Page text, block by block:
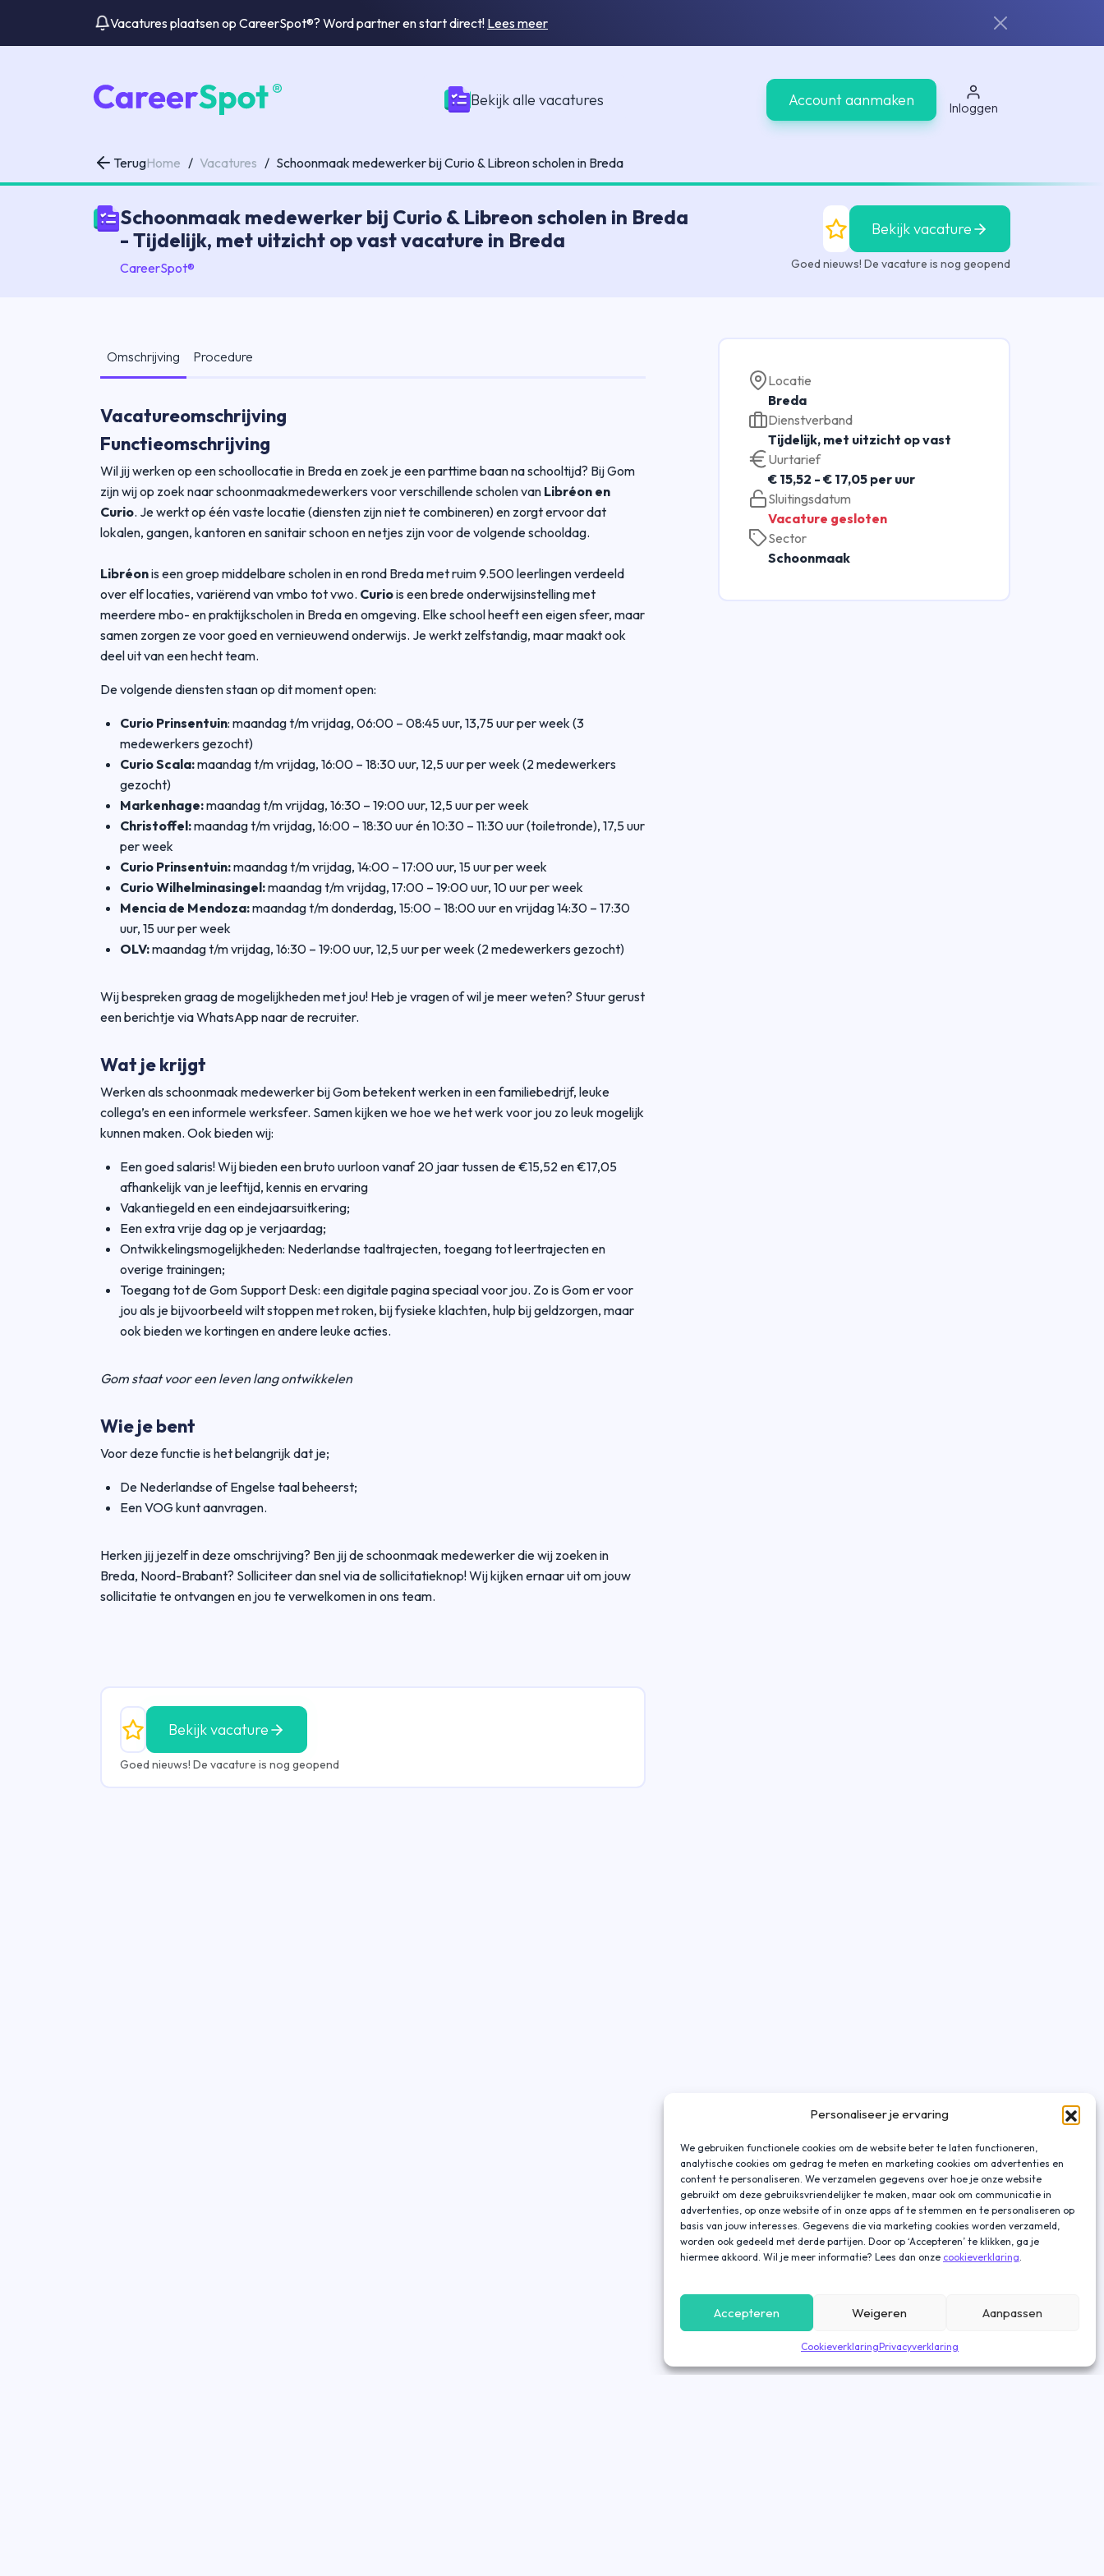
Personaliseer je ervaring
We gebruiken functionele cookies om de website beter te laten functioneren,
analytische cookies om gedrag te meten en marketing cookies om advertenties en
content te personaliseren. We verzamelen gegevens over hoe je onze website
gebruikt om deze gebruiksvriendelijker te maken, maar ook om communicatie in
advertenties, op onze website of in onze apps af te stemmen en te personaliseren op
basis van jouw interesses. Gegevens die via marketing cookies worden verzameld,
worden ook gedeeld met derde partijen. Door op ‘Accepteren’ te klikken, ga je
hiermee akkoord. Wil je meer informatie? Lees dan onze cookieverklaring.
Accepteren Weigeren Aanpassen
CookieverklaringPrivacyverklaring
Vacatures plaatsen op CareerSpot®? Word partner en start direct! Lees meer
Bekijk alle vacatures Account aanmaken Inloggen
TerugHome / Vacatures / Schoonmaak medewerker bij Curio & Libreon scholen in Breda
Schoonmaak medewerker bij Curio & Libreon scholen in Breda
- Tijdelijk, met uitzicht op vast vacature in Breda
CareerSpot®
Bekijk vacature
Goed nieuws! De vacature is nog geopend
Omschrijving Procedure
Vacatureomschrijving
Functieomschrijving
Wil jij werken op een schoollocatie in Breda en zoek je een parttime baan na schooltijd? Bij Gom
zijn wij op zoek naar schoonmaakmedewerkers voor verschillende scholen van Libréon en
Curio. Je werkt op één vaste locatie (diensten zijn niet te combineren) en zorgt ervoor dat
lokalen, gangen, kantoren en sanitair schoon en netjes zijn voor de volgende schooldag.
Libréonis een groep middelbare scholen in en rond Breda met ruim 9.500 leerlingen verdeeld
over elf locaties, variërend van vmbo tot vwo. Curiois een brede onderwijsinstelling met
meerdere mbo- en praktijkscholen in Breda en omgeving. Elke school heeft een eigen sfeer, maar
samen zorgen ze voor goed en vernieuwend onderwijs. Je werkt zelfstandig, maar maakt ook
deel uit van een hecht team.
De volgende diensten staan op dit moment open:
Curio Prinsentuin: maandag t/m vrijdag, 06:00 – 08:45 uur, 13,75 uur per week (3
medewerkers gezocht)
Curio Scala:maandag t/m vrijdag, 16:00 – 18:30 uur, 12,5 uur per week (2 medewerkers
gezocht)
Markenhage:maandag t/m vrijdag, 16:30 – 19:00 uur, 12,5 uur per week
Christoffel:maandag t/m vrijdag, 16:00 – 18:30 uur én 10:30 – 11:30 uur (toiletronde), 17,5 uur
per week
Curio Prinsentuin:maandag t/m vrijdag, 14:00 – 17:00 uur, 15 uur per week
Curio Wilhelminasingel:maandag t/m vrijdag, 17:00 – 19:00 uur, 10 uur per week
Mencia de Mendoza:maandag t/m donderdag, 15:00 – 18:00 uur en vrijdag 14:30 – 17:30
uur, 15 uur per week
OLV:maandag t/m vrijdag, 16:30 – 19:00 uur, 12,5 uur per week (2 medewerkers gezocht)
Wij bespreken graag de mogelijkheden met jou! Heb je vragen of wil je meer weten? Stuur gerust
een berichtje via WhatsApp naar de recruiter.
Wat je krijgt
Werken als schoonmaak medewerker bij Gom betekent werken in een familiebedrijf, leuke
collega’s en een informele werksfeer. Samen kijken we hoe we het werk voor jou zo leuk mogelijk
kunnen maken. Ook bieden wij:
Een goed salaris! Wij bieden een bruto uurloon vanaf 20 jaar tussen de €15,52 en €17,05
afhankelijk van je leeftijd, kennis en ervaring
Vakantiegeld en een eindejaarsuitkering;
Een extra vrije dag op je verjaardag;
Ontwikkelingsmogelijkheden: Nederlandse taaltrajecten, toegang tot leertrajecten en
overige trainingen;
Toegang tot de Gom Support Desk: een digitale pagina speciaal voor jou. Zo is Gom er voor
jou als je bijvoorbeeld wilt stoppen met roken, bij fysieke klachten, hulp bij geldzorgen, maar
ook bieden we kortingen en andere leuke acties.
Gom staat voor een leven lang ontwikkelen
Wie je bent
Voor deze functie is het belangrijk dat je;
De Nederlandse of Engelse taal beheerst;
Een VOG kunt aanvragen.
Herken jij jezelf in deze omschrijving? Ben jij de schoonmaak medewerker die wij zoeken in
Breda, Noord-Brabant? Solliciteer dan snel via de sollicitatieknop! Wij kijken ernaar uit om jouw
sollicitatie te ontvangen en jou te verwelkomen in ons team.
Bekijk vacature
Goed nieuws! De vacature is nog geopend
Locatie
Breda
Dienstverband
Tijdelijk, met uitzicht op vast
Uurtarief
€ 15,52 - € 17,05 per uur
Sluitingsdatum
Vacature gesloten
Sector
Schoonmaak